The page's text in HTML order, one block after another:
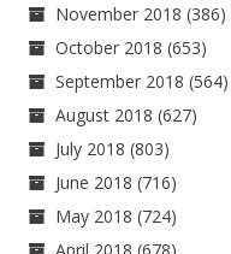
November 2018 (386)
October 2018 (653)
September 2018 (564)
August 2018 (627)
July 2018 (803)
June 2018 (716)
May 2018 (724)